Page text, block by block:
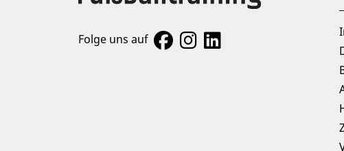
Folge uns auf